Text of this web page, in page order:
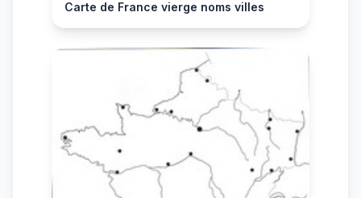
Carte de France vierge noms villes